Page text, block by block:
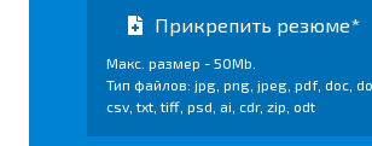
Прикрепить резюме*
Макс. размер - 50Mb.
Тип файлов: jpg, png, jpeg, pdf, doc,
csv, txt, tiff, psd, ai, cdr, zip, odt